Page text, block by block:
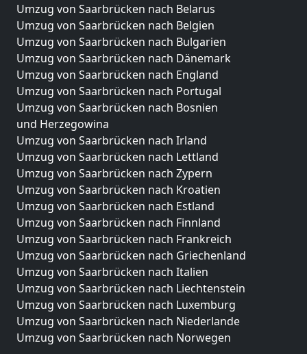
Umzug von Saarbrücken nach Belarus
Umzug von Saarbrücken nach Belgien
Umzug von Saarbrücken nach Bulgarien
Umzug von Saarbrücken nach Dänemark
Umzug von Saarbrücken nach England
Umzug von Saarbrücken nach Portugal
Umzug von Saarbrücken nach Bosnien
und Herzegowina
Umzug von Saarbrücken nach Irland
Umzug von Saarbrücken nach Lettland
Umzug von Saarbrücken nach Zypern
Umzug von Saarbrücken nach Kroatien
Umzug von Saarbrücken nach Estland
Umzug von Saarbrücken nach Finnland
Umzug von Saarbrücken nach Frankreich
Umzug von Saarbrücken nach Griechenland
Umzug von Saarbrücken nach Italien
Umzug von Saarbrücken nach Liechtenstein
Umzug von Saarbrücken nach Luxemburg
Umzug von Saarbrücken nach Niederlande
Umzug von Saarbrücken nach Norwegen